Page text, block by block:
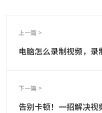
上一篇 >
电脑怎么录制视频，录
下一篇 >
告别卡顿！一招解决